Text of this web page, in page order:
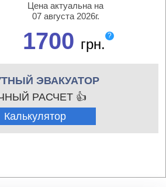
Цена актуальна на
07 августа 2026г.
1700 грн.
?
ЭВАКУАТОР
РАСЧЕТ 👍
Калькулятор